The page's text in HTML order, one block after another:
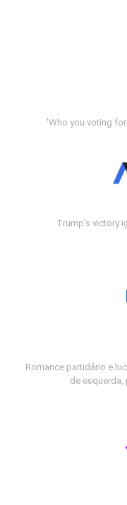
'Who you voting
Trump's victory
Romance partidário e
de esquerda,